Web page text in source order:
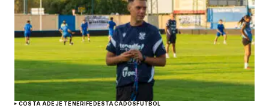
COSTA ADEJE TENERIFEDESTACADOSFÚTBOL